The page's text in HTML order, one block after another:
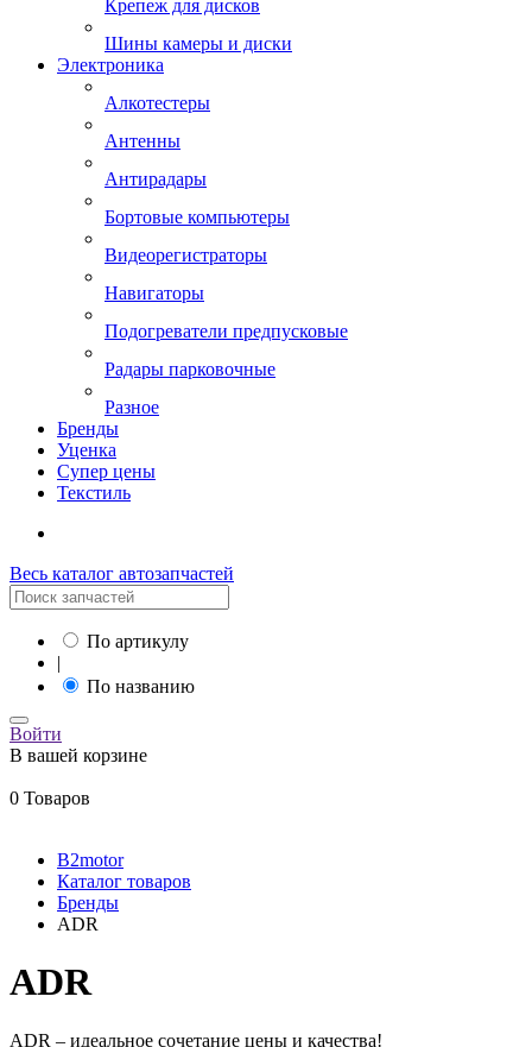
Крепеж для дисков
Шины камеры и диски
Электроника
Алкотестеры
Антенны
Антирадары
Бортовые компьютеры
Видеорегистраторы
Навигаторы
Подогреватели предпусковые
Радары парковочные
Разное
Бренды
Уценка
Супер цены
Текстиль
Весь каталог автозапчастей
По артикулу
|
По названию
Войти
В вашей корзине
0 Товаров
B2motor
Каталог товаров
Бренды
ADR
ADR
ADR – идеальное сочетание цены и качества!